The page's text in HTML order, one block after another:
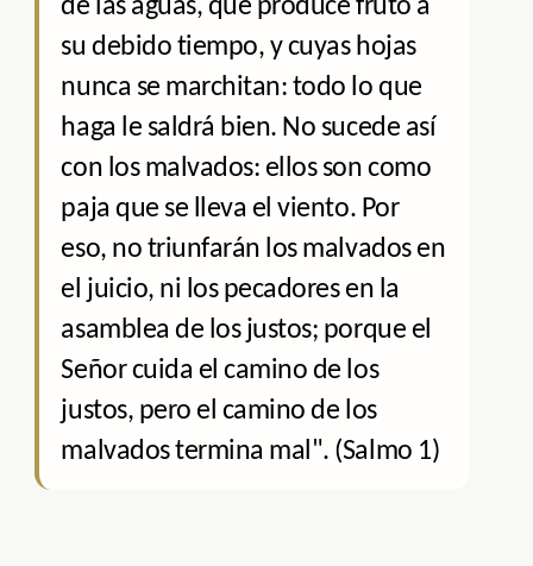
de las aguas, que produce fruto a
su debido tiempo, y cuyas hojas
nunca se marchitan: todo lo que
haga le saldrá bien. No sucede así
con los malvados: ellos son como
paja que se lleva el viento. Por
eso, no triunfarán los malvados en
el juicio, ni los pecadores en la
asamblea de los justos; porque el
Señor cuida el camino de los
justos, pero el camino de los
malvados termina mal". (Salmo 1)